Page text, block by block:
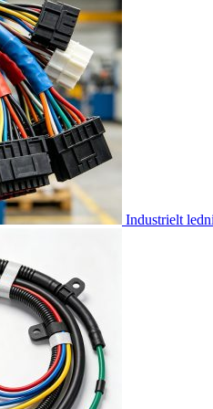
Industrielt